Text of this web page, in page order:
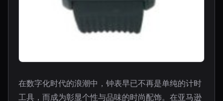
在数字化时代的浪潮中，钟表早已不再是单纯的计时
工具，而成为彰显个性与品味的时尚配饰。在亚马逊